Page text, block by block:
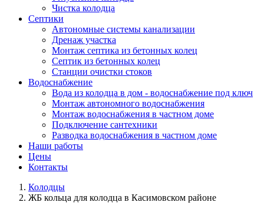
Чистка колодца
Септики
Автономные системы канализации
Дренаж участка
Монтаж септика из бетонных колец
Септик из бетонных колец
Станции очистки стоков
Водоснабжение
Вода из колодца в дом - водоснабжение под ключ
Монтаж автономного водоснабжения
Монтаж водоснабжения в частном доме
Подключение сантехники
Разводка водоснабжения в частном доме
Наши работы
Цены
Контакты
Колодцы
ЖБ кольца для колодца в Касимовском районе